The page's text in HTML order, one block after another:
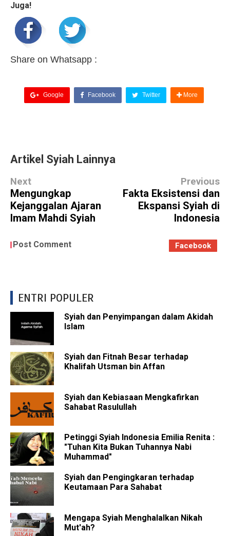
Juga!
Share on Whatsapp :
Google Facebook Twitter More
Artikel Syiah Lainnya
Next
Mengungkap
Kejanggalan Ajaran
Imam Mahdi Syiah
Previous
Fakta Eksistensi dan
Ekspansi Syiah di
Indonesia
Post Comment Facebook
ENTRI POPULER
Syiah dan Penyimpangan dalam Akidah
Islam
Syiah dan Fitnah Besar terhadap
Khalifah Utsman bin Affan
Syiah dan Kebiasaan Mengkafirkan
Sahabat Rasulullah
Petinggi Syiah Indonesia Emilia Renita :
"Tuhan Kita Bukan Tuhannya Nabi
Muhammad"
Syiah dan Pengingkaran terhadap
Keutamaan Para Sahabat
Mengapa Syiah Menghalalkan Nikah
Mut'ah?